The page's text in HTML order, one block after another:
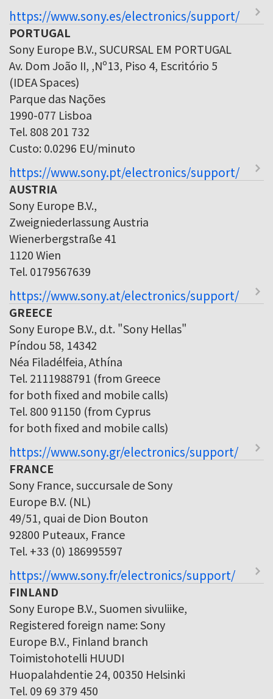
https://www.sony.es/electronics/support/
PORTUGAL
Sony Europe B.V., SUCURSAL EM PORTUGAL
Av. Dom João II, ,Nº13, Piso 4, Escritório 5
(IDEA Spaces)
Parque das Nações
1990-077 Lisboa
Tel. 808 201 732
Custo: 0.0296 EU/minuto
https://www.sony.pt/electronics/support/
AUSTRIA
Sony Europe B.V.,
Zweigniederlassung Austria
Wienerbergstraße 41
1120 Wien
Tel. 0179567639
https://www.sony.at/electronics/support/
GREECE
Sony Europe B.V., d.t. "Sony Hellas"
Píndou 58, 14342
Néa Filadélfeia, Athína
Tel. 2111988791 (from Greece
for both fixed and mobile calls)
Tel. 800 91150 (from Cyprus
for both fixed and mobile calls)
https://www.sony.gr/electronics/support/
FRANCE
Sony France, succursale de Sony
Europe B.V. (NL)
49/51, quai de Dion Bouton
92800 Puteaux, France
Tel. +33 (0) 186995597
https://www.sony.fr/electronics/support/
FINLAND
Sony Europe B.V., Suomen sivuliike,
Registered foreign name: Sony
Europe B.V., Finland branch
Toimistohotelli HUUDI
Huopalahdentie 24, 00350 Helsinki
Tel. 09 69 379 450